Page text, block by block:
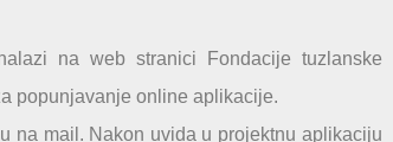
na web stranici Fondacije tuzlanske
popunjavanje online aplikacije.
na mail. Nakon uvida u projektnu aplikaciju